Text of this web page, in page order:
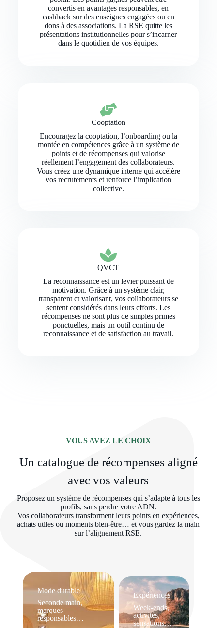
convertis en avantages responsables, en
cashback sur des enseignes engagées ou en
dons à des associations. La RSE quitte les
présentations institutionnelles pour s’incarner
dans le quotidien de vos équipes.
Cooptation
Encouragez la cooptation, l’onboarding ou la
montée en compétences grâce à un système de
points et de récompenses qui valorise
réellement l’engagement des collaborateurs.
Vous créez une dynamique interne qui accélère
vos recrutements et renforce l’implication
collective.
QVCT
La reconnaissance est un levier puissant de
motivation. Grâce à un système clair,
transparent et valorisant, vos collaborateurs se
sentent considérés dans leurs efforts. Les
récompenses ne sont plus de simples primes
ponctuelles, mais un outil continu de
reconnaissance et de satisfaction au travail.
VOUS AVEZ LE CHOIX
Un catalogue de récompenses aligné
avec vos valeurs
Proposez un système de récompenses qui s’adapte à tous les
profils, sans perdre votre ADN.
Vos collaborateurs transforment leurs points en expériences,
achats utiles ou moments bien-être… et vous gardez la main
sur l’alignement RSE.
Mode durable
Seconde main,
marques
responsables…
Expériences
Week-ends,
activités,
sensations…